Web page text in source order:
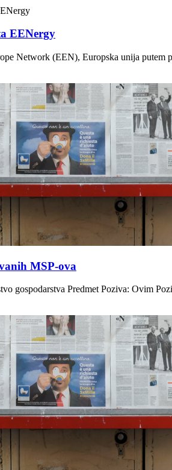
EENergy
Network (EEN), Europska unija putem
MSP-ova
gospodarstva Predmet Poziva: Ovim